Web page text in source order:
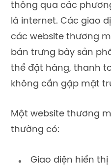
thông qua các
là internet. Các giao
các website thương
bán trưng bày sản
thể đặt hàng, thanh
không cần gặp mặt
Một website thương
thường có:
Giao diện hiển